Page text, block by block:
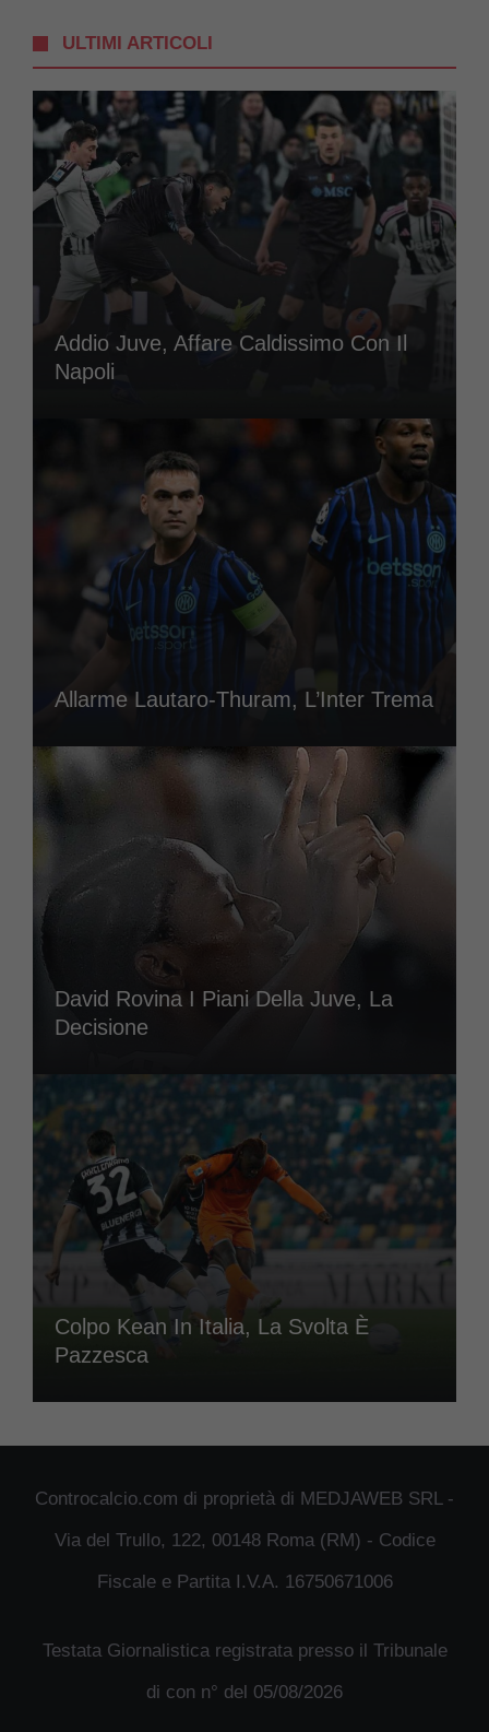
ULTIMI ARTICOLI
Addio Juve, Affare Caldissimo Con Il
Napoli
Allarme Lautaro-Thuram, L’Inter Trema
David Rovina I Piani Della Juve, La
Decisione
Colpo Kean In Italia, La Svolta È
Pazzesca
Controcalcio.com di proprietà di MEDJAWEB SRL -
Via del Trullo, 122, 00148 Roma (RM) - Codice
Fiscale e Partita I.V.A. 16750671006
Testata Giornalistica registrata presso il Tribunale
di con n° del 05/08/2026